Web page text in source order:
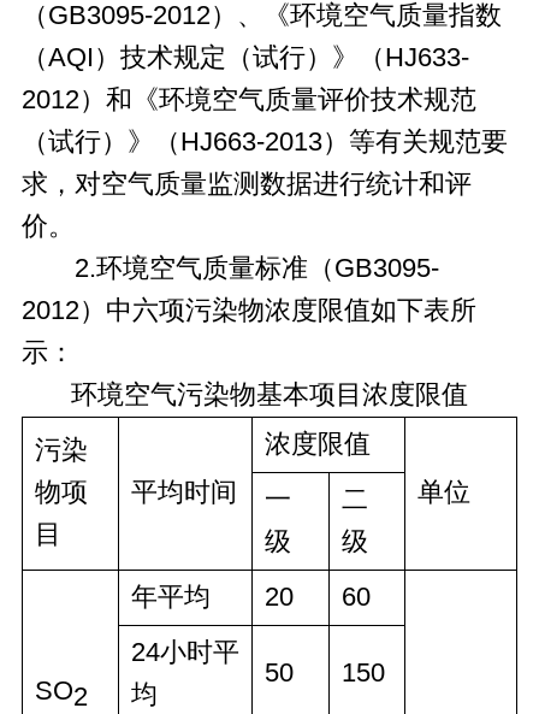
（GB3095-2012）、《环境空气质量指数
（AQI）技术规定（试行）》（HJ633-
2012）和《环境空气质量评价技术规范
（试行）》（HJ663-2013）等有关规范要
求，对空气质量监测数据进行统计和评
价。
2.环境空气质量标准（GB3095-
2012）中六项污染物浓度限值如下表所
示：
环境空气污染物基本项目浓度限值
污染
物项
目
平均时间
浓度限值
单位
一
级
二
级
SO2
年平均 20 60
24小时平
均
50 150